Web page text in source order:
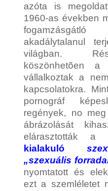
azóta is
1960-as években
akadálytalanul
világban.
köszönhetõen
vállalkoztak a
kapcsolatokra.
pornográf
regények, no
ábrázolását
elárasztották a
kialakuló
„szexuális
nyomtatott és
ezt a szemléletet